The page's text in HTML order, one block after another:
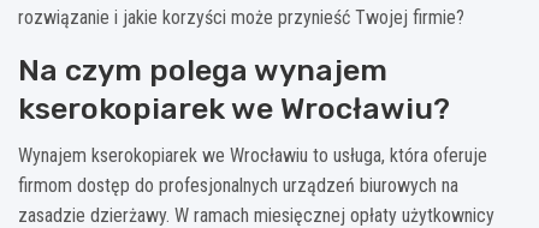
rozwiązanie i jakie korzyści może przynieść Twojej firmie?
Na czym polega wynajem
kserokopiarek we Wrocławiu?
Wynajem kserokopiarek we Wrocławiu to usługa, która oferuje
firmom dostęp do profesjonalnych urządzeń biurowych na
zasadzie dzierżawy. W ramach miesięcznej opłaty użytkownicy